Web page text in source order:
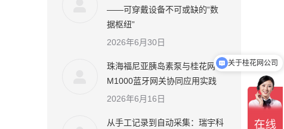
——可穿戴设备不可或缺的“数
据枢纽”
2026年6月30日
珠海福尼亚胰岛素泵与桂花网
M1000蓝牙网关协同应用实践
2026年6月16日
从手工记录到自动采集：瑞宇科
关于桂花网公司